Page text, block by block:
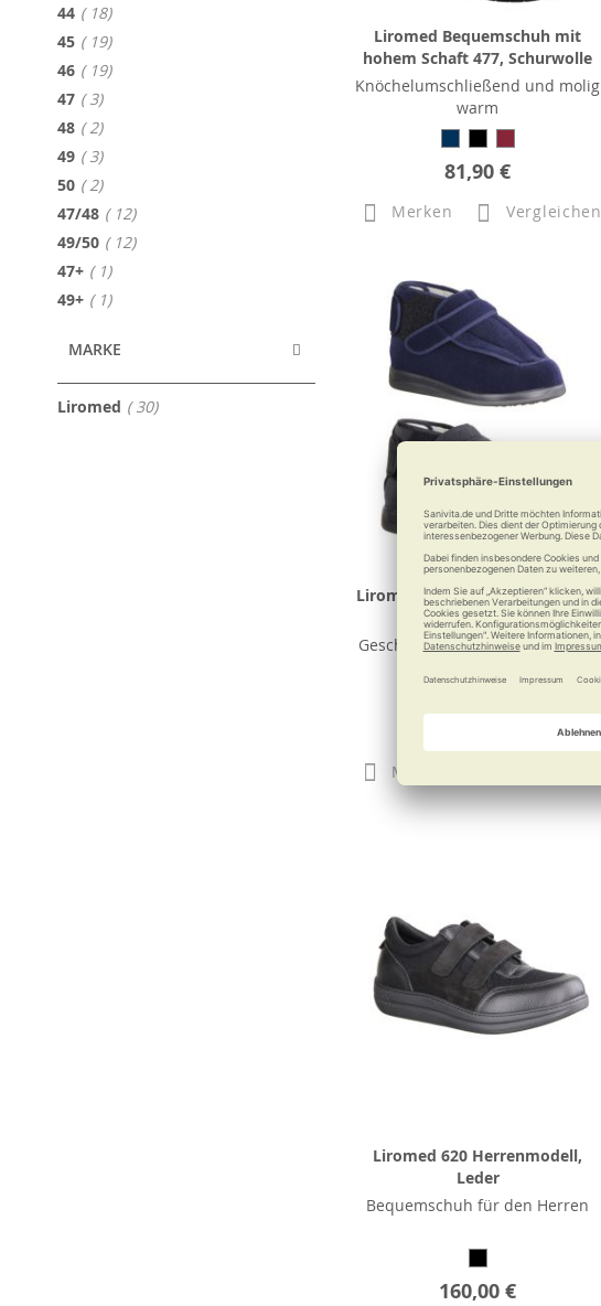
Liromed Bequemschuh mit
hohem Schaft 477, Schurwolle
Knöchelumschließend und molig
warm
81,90 €
Merken Vergleichen
Liromed Weitenmodell 478 XXL,
Silberausstattung
Geschlossener Verbandschuh in
Merken
Liromed 620 Herrenmodell,
Leder
Bequemschuh für den Herren
160,00 €
44 18Artikel
45 19Artikel
46 19Artikel
47 3Artikel
48 2Artikel
49 3Artikel
50 2Artikel
47/48 12Artikel
49/50 12Artikel
47+ 1Artikel
49+ 1Artikel
MARKE
Liromed 30Artikel